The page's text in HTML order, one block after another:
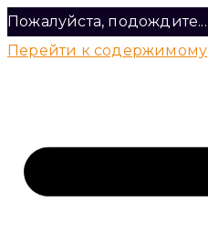
Пожалуйста, подождите...
Перейти к содержимому